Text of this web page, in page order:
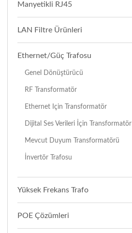
Manyetikli RJ45
LAN Filtre Ürünleri
Ethernet/Güç Trafosu
Genel Dönüştürücü
RF Transformatör
Ethernet Için Transformatör
Dijital Ses Verileri İçin Transformatör
Mevcut Duyum Transformatörü
İnvertör Trafosu
Yüksek Frekans Trafo
POE Çözümleri